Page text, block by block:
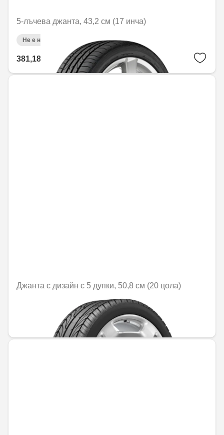
5-лъчева джанта, 43,2 см (17 инча)
Не е налично онлайн
381,18 € / 745,52 лв.
Джанта с дизайн с 5 дупки, 50,8 см (20 цола)
Не е налично онлайн
2305,21 € / 4508,60 лв.